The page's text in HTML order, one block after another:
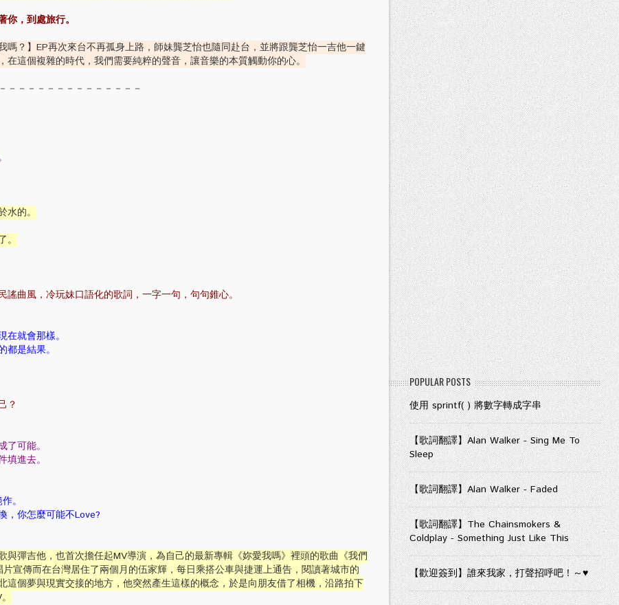
，到處旅行。
嗎？】EP再次來台不再孤身上路，師妹龔芝怡也隨同赴台，並將跟龔芝怡一吉他一鍵
在這個複雜的時代，我們需要純粹的聲音，讓音樂的本質觸動你的心。
－－－－－－－－－－－－－－
的。
謠曲風，冷玩妹口語化的歌詞，一字一句，句句錐心。
在就會那樣。
是結果。
？
可能。
進去。
。
，你怎麼可能不Love?
與彈吉他，也首次擔任起MV導演，為自己的最新專輯《妳愛我嗎》裡頭的歌曲《我們
宣傳而在台灣居住了兩個月的伍家輝，每日乘搭公車與捷運上通告，閱讀著城市的
這個夢與現實交接的地方，他突然產生這樣的概念，於是向朋友借了相機，沿路拍下
POPULAR POSTS
使用 sprintf( ) 將數字轉成字串
【歌詞翻譯】Alan Walker - Sing Me To
Sleep
【歌詞翻譯】Alan Walker - Faded
【歌詞翻譯】The Chainsmokers &
Coldplay - Something Just Like This
【歡迎簽到】誰來我家，打聲招呼吧！～♥